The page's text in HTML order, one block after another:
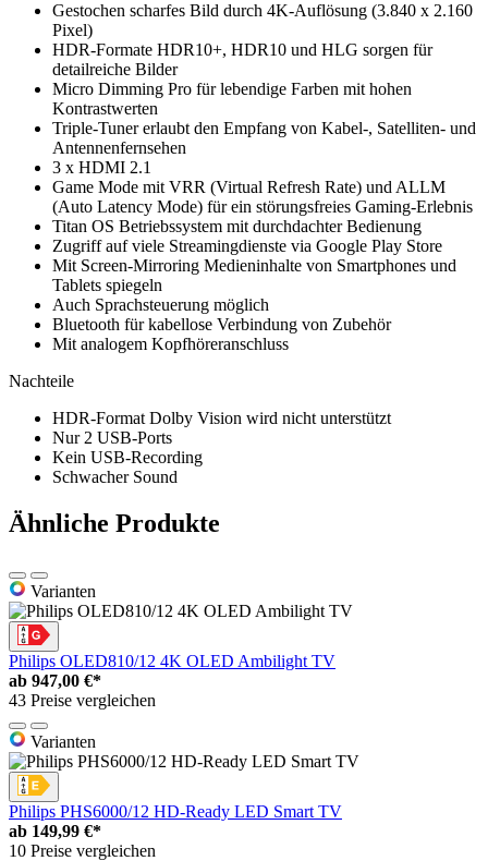
Gestochen scharfes Bild durch 4K-Auflösung (3.840 x 2.160
Pixel)
HDR-Formate HDR10+, HDR10 und HLG sorgen für
detailreiche Bilder
Micro Dimming Pro für lebendige Farben mit hohen
Kontrastwerten
Triple-Tuner erlaubt den Empfang von Kabel-, Satelliten- und
Antennenfernsehen
3 x HDMI 2.1
Game Mode mit VRR (Virtual Refresh Rate) und ALLM
(Auto Latency Mode) für ein störungsfreies Gaming-Erlebnis
Titan OS Betriebssystem mit durchdachter Bedienung
Zugriff auf viele Streamingdienste via Google Play Store
Mit Screen-Mirroring Medieninhalte von Smartphones und
Tablets spiegeln
Auch Sprachsteuerung möglich
Bluetooth für kabellose Verbindung von Zubehör
Mit analogem Kopfhöreranschluss
Nachteile
HDR-Format Dolby Vision wird nicht unterstützt
Nur 2 USB-Ports
Kein USB-Recording
Schwacher Sound
Ähnliche Produkte
Varianten
Philips OLED810/12 4K OLED Ambilight TV
ab 947,00 €*
43 Preise vergleichen
Varianten
Philips PHS6000/12 HD-Ready LED Smart TV
ab 149,99 €*
10 Preise vergleichen